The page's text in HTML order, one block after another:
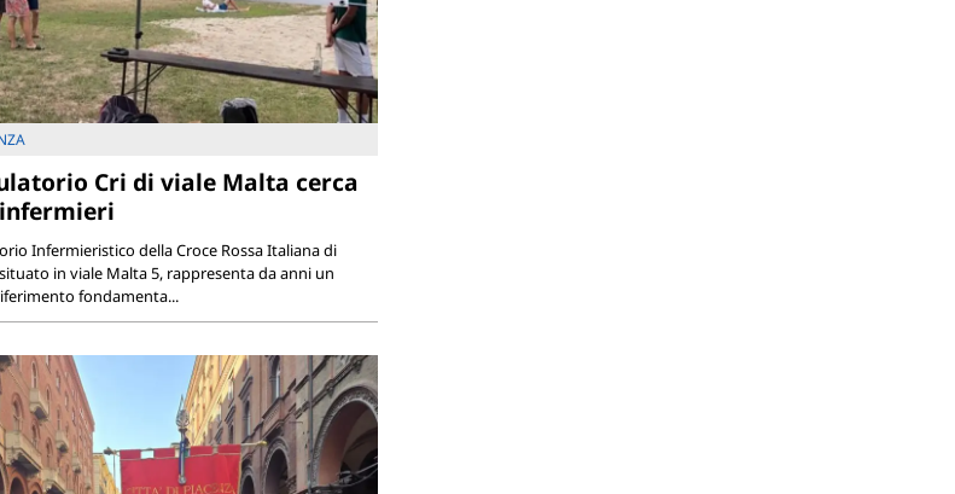
Cri di viale Malta cerca
Infermieristico della Croce Rossa Italiana di
in viale Malta 5, rappresenta da anni un
fondamenta...